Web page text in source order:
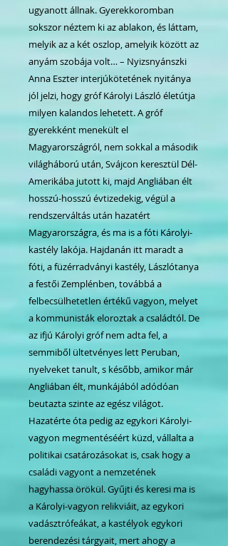
ugyanott állnak. Gyerekkoromban
sokszor néztem ki az ablakon, és láttam,
melyik az a két oszlop, amelyik között az
anyám szobája volt… – Nyizsnyánszki
Anna Eszter interjúkötetének nyitánya
jól jelzi, hogy gróf Károlyi László életútja
milyen kalandos lehetett. A gróf
gyerekként menekült el
Magyarországról, nem sokkal a második
világháború után, Svájcon keresztül Dél-
Amerikába jutott ki, majd Angliában élt
hosszú-hosszú évtizedekig, végül a
rendszerváltás után hazatért
Magyarországra, és ma is a fóti Károlyi-
kastély lakója. Hajdanán itt maradt a
fóti, a füzérradványi kastély, Lászlótanya
a festői Zemplénben, továbbá a
felbecsülhetetlen értékű vagyon, melyet
a kommunisták eloroztak a családtól. De
az ifjú Károlyi gróf nem adta fel, a
semmiből ültetvényes lett Peruban,
nyelveket tanult, s később, amikor már
Angliában élt, munkájából adódóan
beutazta szinte az egész világot.
Hazatérte óta pedig az egykori Károlyi-
vagyon megmentéséért küzd, vállalta a
politikai csatározásokat is, csak hogy a
családi vagyont a nemzetének
hagyhassa örökül. Gyűjti és keresi ma is
a Károlyi-vagyon relikviáit, az egykori
vadásztrófeákat, a kastélyok egykori
berendezési tárgyait, mert ahogy a